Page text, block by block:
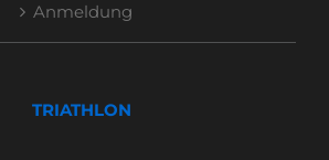
Anmeldung
TRIATHLON